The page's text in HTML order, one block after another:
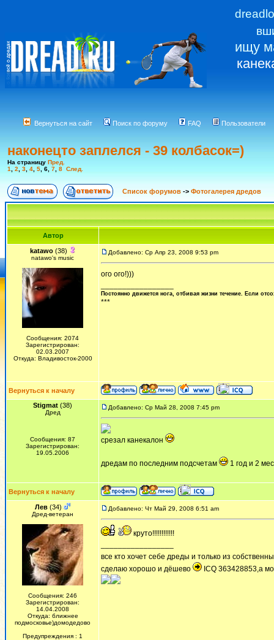
ищу
Вернуться на сайт Поиск по форуму FAQ Пользователи
наконецто заплелся - 39 колбасок=)
На страницу Пред.
1
2 3 4 5 6 7 8 След.
Список форумов -> Фотогалерея дредов
Автор
katawo(38)
natawo's music
Сообщения: 2074
Зарегистрирован:
02.03.2007
Откуда: Владивосток-2000
Добавлено: Ср Апр 23, 2008 9:53 pm
ого ого!)))
Постоянно движется нога, отбивая жизни течение. Если
***
Вернуться к началу
Stigmat (38)
Дред
Сообщения: 87
Зарегистрирован:
19.05.2006
Добавлено: Ср Май 28, 2008 7:45 pm
cрезал канекалон
дредам по последним подсчетам 1 год и 2
Вернуться к началу
Лев (34)
Дред-ветеран
Сообщения: 246
Зарегистрирован:
14.04.2008
Откуда: ближнее
подмосковье)домодедово
Предупреждения : 1
Добавлено: Чт Май 29, 2008 6:51 am
круто!!!!!!!!!!!!
все кто хочет себе дреды и только из
сделаю хорошо и дёшево
ICQ 363428853,а